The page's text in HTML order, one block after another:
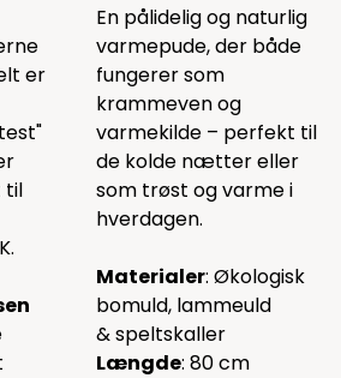
er
til
En pålidelig og naturlig
varmepude, der både
fungerer som
krammeven og
varmekilde – perfekt til
de kolde nætter eller
som trøst og varme i
hverdagen.
Materialer: Økologisk
bomuld, lammeuld
& speltskaller
Længde: 80 cm